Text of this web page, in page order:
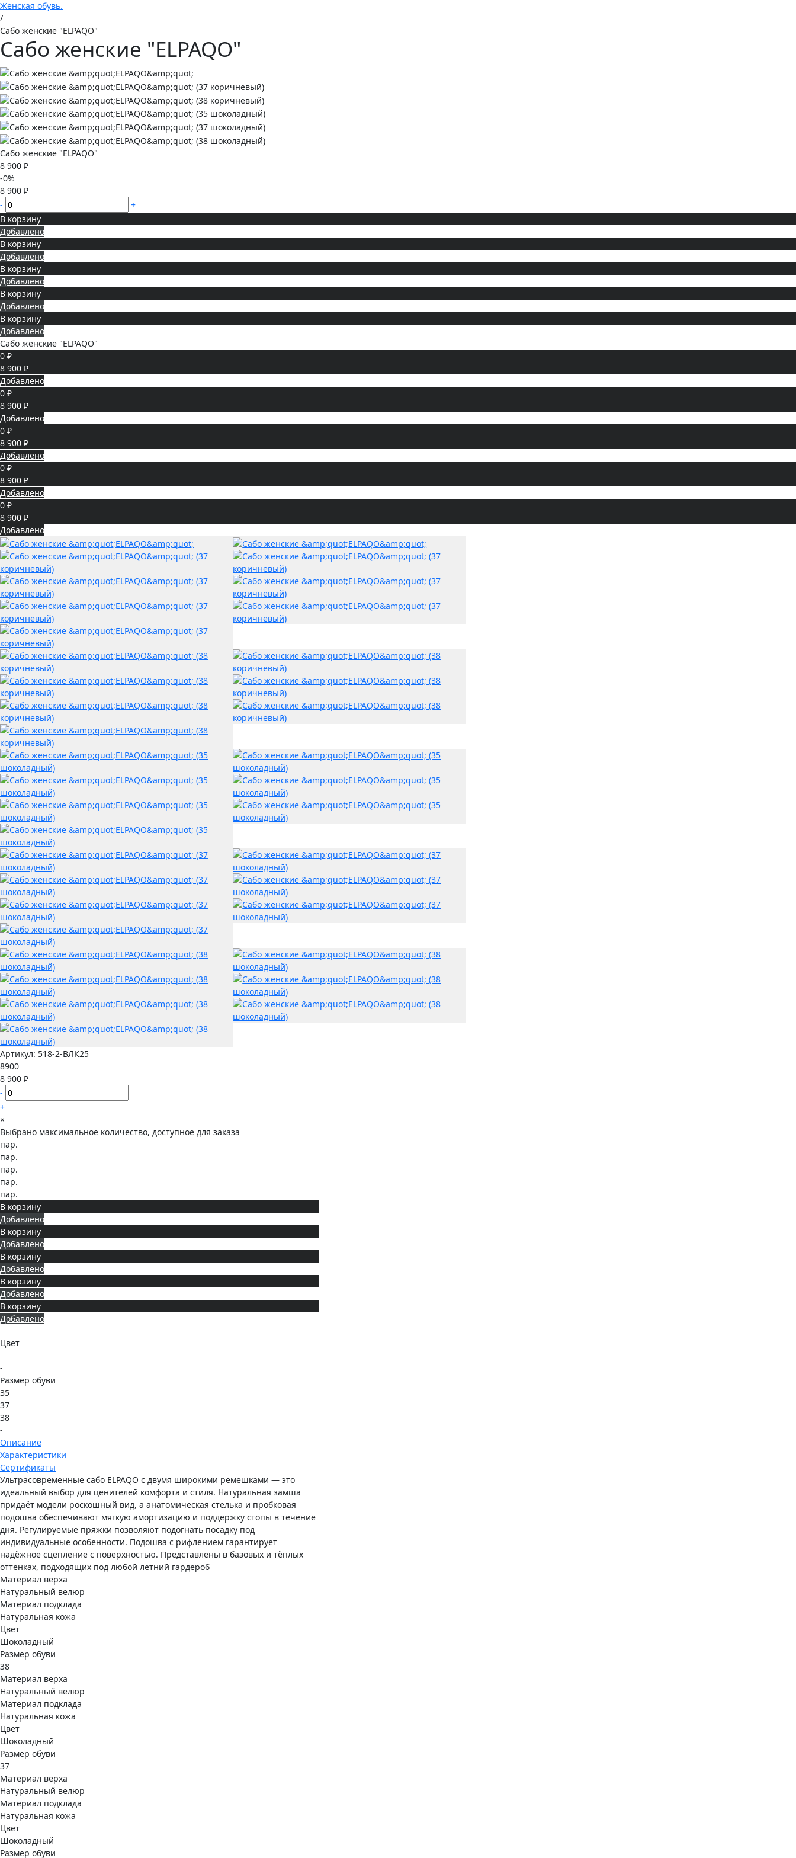
Женская обувь.
/
Сабо женские "ELPAQO"
Сабо женские "ELPAQO"
Сабо женские "ELPAQO"
8 900 ₽
-0%
8 900 ₽
-
+
В корзину
Добавлено
В корзину
Добавлено
В корзину
Добавлено
В корзину
Добавлено
В корзину
Добавлено
Сабо женские "ELPAQO"
0 ₽
8 900 ₽
Добавлено
0 ₽
8 900 ₽
Добавлено
0 ₽
8 900 ₽
Добавлено
0 ₽
8 900 ₽
Добавлено
0 ₽
8 900 ₽
Добавлено
Артикул: 518-2-ВЛК25
8900
8 900 ₽
-
+
×
Выбрано максимальное количество, доступное для заказа
пар.
пар.
пар.
пар.
пар.
В корзину
Добавлено
В корзину
Добавлено
В корзину
Добавлено
В корзину
Добавлено
В корзину
Добавлено
Цвет
-
Размер обуви
35
37
38
-
Описание
Характеристики
Сертификаты
Ультрасовременные сабо ELPAQO с двумя широкими ремешками — это
идеальный выбор для ценителей комфорта и стиля. Натуральная замша
придаёт модели роскошный вид, а анатомическая стелька и пробковая
подошва обеспечивают мягкую амортизацию и поддержку стопы в течение
дня. Регулируемые пряжки позволяют подогнать посадку под
индивидуальные особенности. Подошва с рифлением гарантирует
надёжное сцепление с поверхностью. Представлены в базовых и тёплых
оттенках, подходящих под любой летний гардероб
Материал верха
Натуральный велюр
Материал подклада
Натуральная кожа
Цвет
Шоколадный
Размер обуви
38
Материал верха
Натуральный велюр
Материал подклада
Натуральная кожа
Цвет
Шоколадный
Размер обуви
37
Материал верха
Натуральный велюр
Материал подклада
Натуральная кожа
Цвет
Шоколадный
Размер обуви